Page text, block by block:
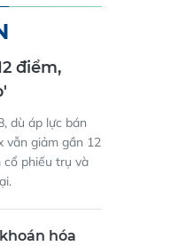
điểm,
dù áp lực bán
vẫn giảm gần 12
cổ phiếu trụ và
hóa